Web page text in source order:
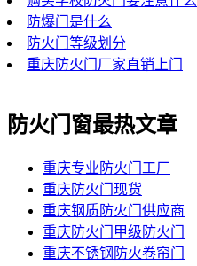
防爆门是什么
防火门等级划分
重庆防火门厂家直销上门
防火门窗最热文章
重庆专业防火门工厂
重庆防火门现货
重庆钢质防火门供应商
重庆防火门甲级防火门
重庆不锈钢防火卷帘门